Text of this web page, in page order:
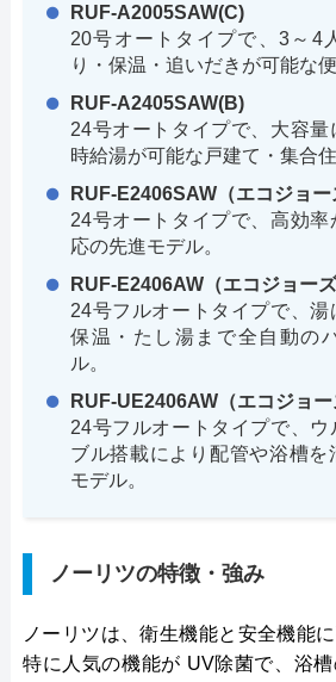
RUF-A2005SAW(C)
20号オートタイプで、3～4
り・保温・追いだきが可能な便
RUF-A2405SAW(B)
24号オートタイプで、大容量
時給湯が可能な戸建て・集合
RUF-E2406SAW（エコジョー
24号オートタイプで、高効
応の先進モデル。
RUF-E2406AW（エコジョーズ
24号フルオートタイプで、湯
保温・たし湯まで全自動の
ル。
RUF-UE2406AW（エコジョー
24号フルオートタイプで、
ブル搭載により配管や浴槽を
モデル。
ノーリツの特徴・強み
ノーリツは、衛生機能と安全機能
特に人気の機能が UV除菌で、浴